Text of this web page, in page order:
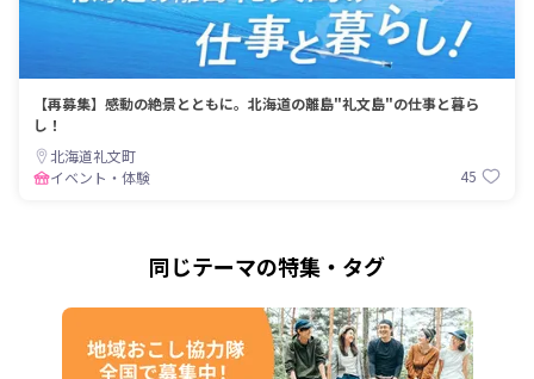
【再募集】感動の絶景とともに。北海道の離島"礼文島"の仕事と暮ら
し！
北海道礼文町
イベント・体験
45
同じテーマの特集・タグ